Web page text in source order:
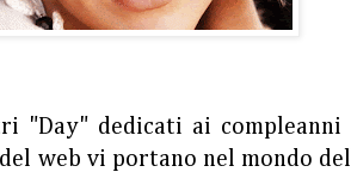
"Day" dedicati ai
web vi portano nel mondo